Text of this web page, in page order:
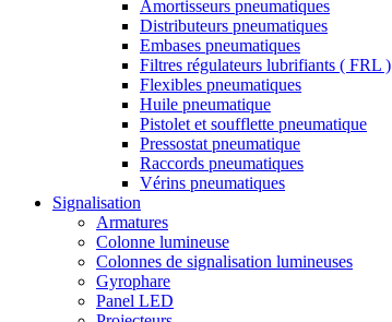
Amortisseurs pneumatiques
Distributeurs pneumatiques
Embases pneumatiques
Filtres régulateurs lubrifiants ( FRL )
Flexibles pneumatiques
Huile pneumatique
Pistolet et soufflette pneumatique
Pressostat pneumatique
Raccords pneumatiques
Vérins pneumatiques
Signalisation
Armatures
Colonne lumineuse
Colonnes de signalisation lumineuses
Gyrophare
Panel LED